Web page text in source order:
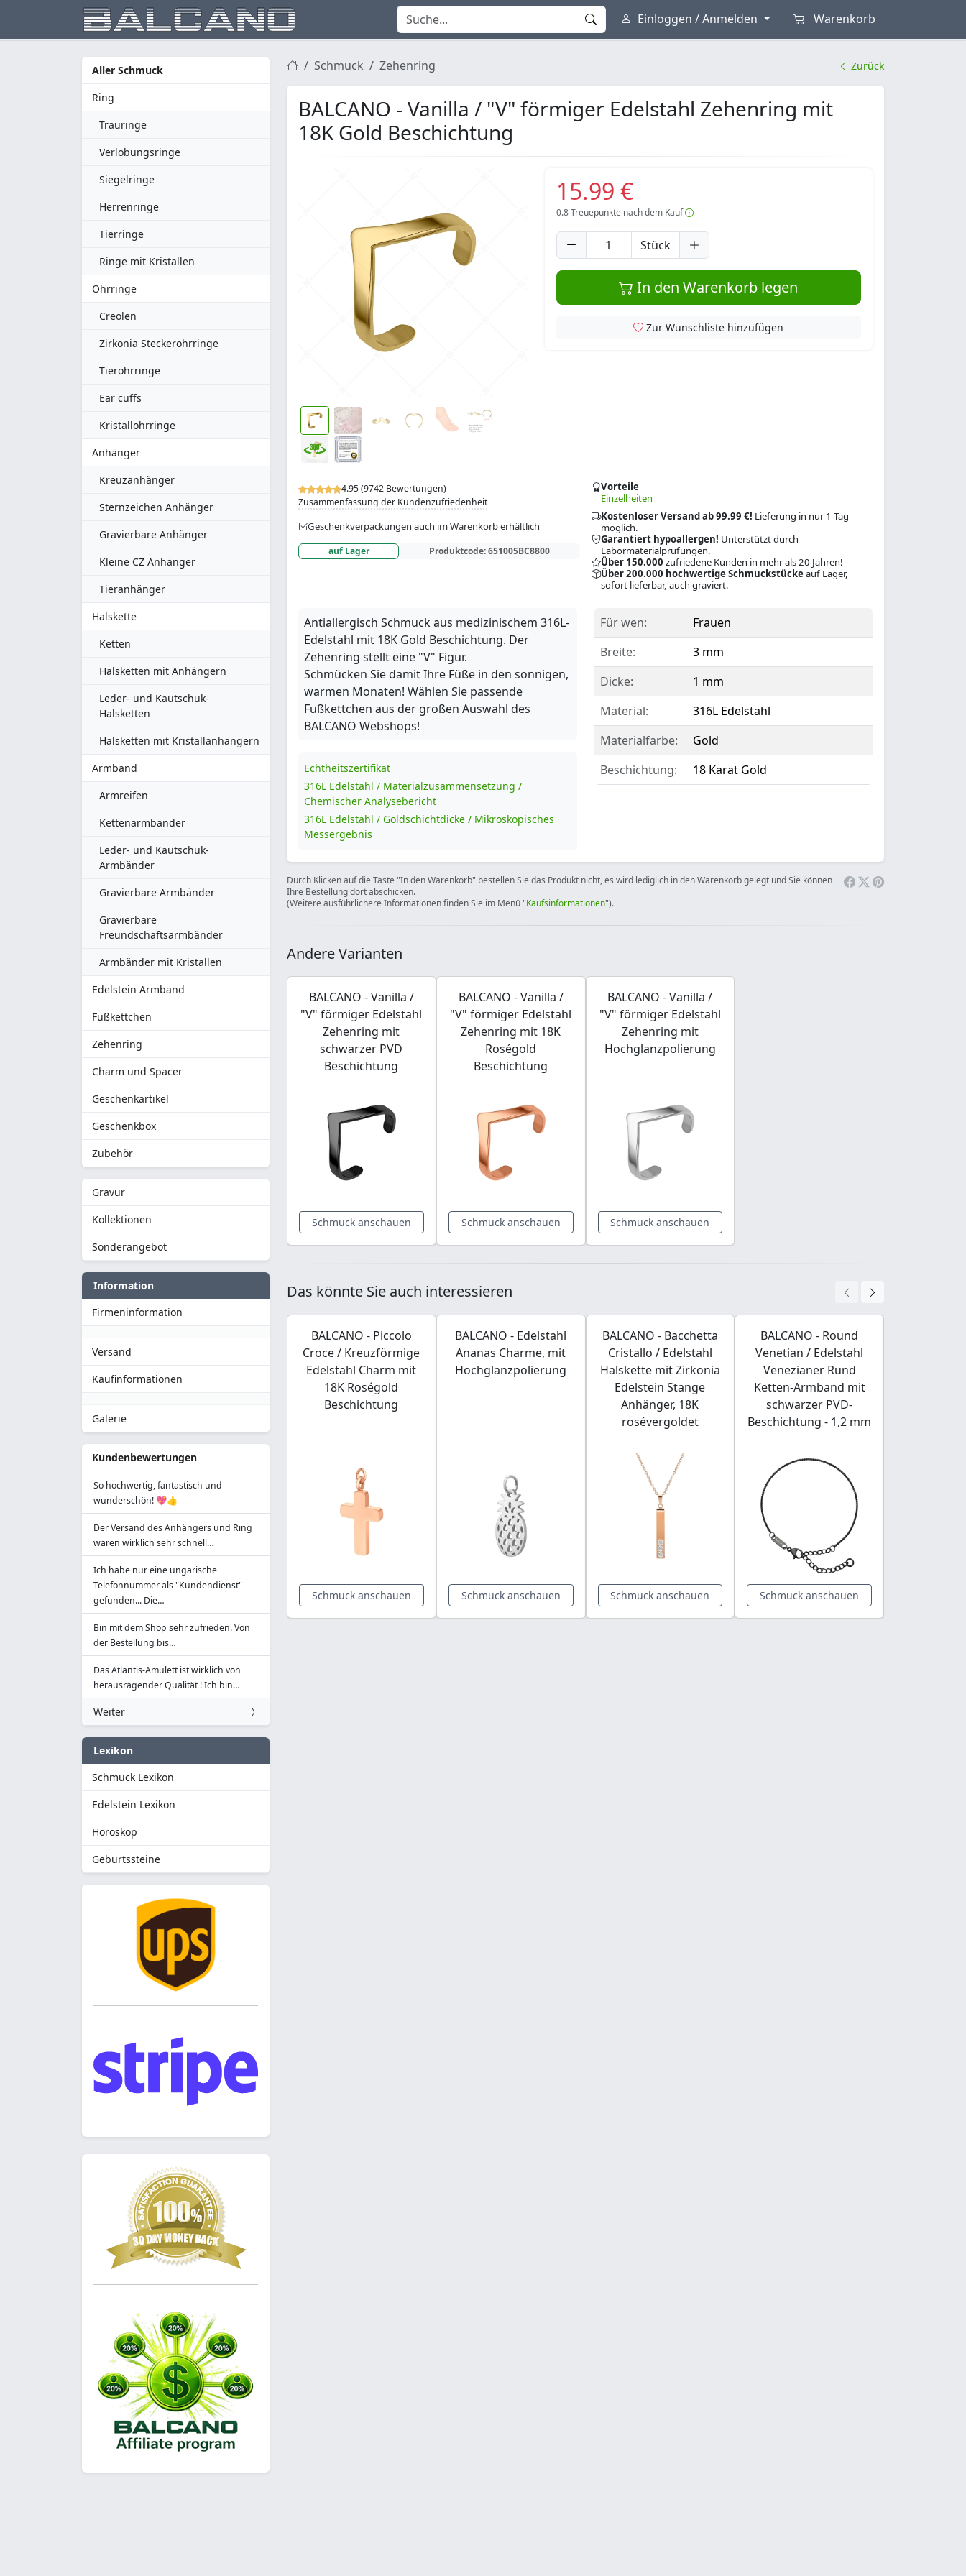
Einloggen / Anmelden Warenkorb
Aller Schmuck
Ring
Trauringe
Verlobungsringe
Siegelringe
Herrenringe
Tierringe
Ringe mit Kristallen
Ohrringe
Creolen
Zirkonia Steckerohrringe
Tierohrringe
Ear cuffs
Kristallohrringe
Anhänger
Kreuzanhänger
Sternzeichen Anhänger
Gravierbare Anhänger
Kleine CZ Anhänger
Tieranhänger
Halskette
Ketten
Halsketten mit Anhängern
Leder- und Kautschuk-
Halsketten
Halsketten mit Kristallanhängern
Armband
Armreifen
Kettenarmbänder
Leder- und Kautschuk-
Armbänder
Gravierbare Armbänder
Gravierbare
Freundschaftsarmbänder
Armbänder mit Kristallen
Edelstein Armband
Fußkettchen
Zehenring
Charm und Spacer
Geschenkartikel
Geschenkbox
Zubehör
Gravur
Kollektionen
Sonderangebot
Information
Firmeninformation
Versand
Kaufinformationen
Galerie
Kundenbewertungen
So hochwertig, fantastisch und
wunderschön! 💖👍
Der Versand des Anhängers und Ring
waren wirklich sehr schnell…
Ich habe nur eine ungarische
Telefonnummer als "Kundendienst"
gefunden... Die…
Bin mit dem Shop sehr zufrieden. Von
der Bestellung bis…
Das Atlantis-Amulett ist wirklich von
herausragender Qualität ! Ich bin…
Weiter
Lexikon
Schmuck Lexikon
Edelstein Lexikon
Horoskop
Geburtssteine
Schmuck Zehenring Zurück
BALCANO - Vanilla / "V" förmiger Edelstahl Zehenring mit
18K Gold Beschichtung
4.95 (9742 Bewertungen)
Zusammenfassung der Kundenzufriedenheit
Geschenkverpackungen auch im Warenkorb erhältlich
auf Lager Produktcode:651005BC8800
Vorteile
Einzelheiten
Kostenloser Versand ab 99.99 €! Lieferung in nur 1 Tag
möglich.
Garantiert hypoallergen! Unterstützt durch
Labormaterialprüfungen.
Über 150.000 zufriedene Kunden in mehr als 20 Jahren!
Über 200.000 hochwertige Schmuckstückeauf Lager,
sofort lieferbar, auch graviert.
15.99 €
0.8Treuepunkte nach dem Kauf
Stück
In den Warenkorb legen
Zur Wunschliste hinzufügen
Antiallergisch Schmuck aus medizinischem 316L-
Edelstahl mit 18K Gold Beschichtung. Der
Zehenring stellt eine "V" Figur.
Schmücken Sie damit Ihre Füße in den sonnigen,
warmen Monaten! Wählen Sie passende
Fußkettchen aus der großen Auswahl des
BALCANO Webshops!
Echtheitszertifikat
316L Edelstahl / Materialzusammensetzung /
Chemischer Analysebericht
316L Edelstahl / Goldschichtdicke / Mikroskopisches
Messergebnis
Für wen:
Frauen
Breite:
3 mm
Dicke:
1 mm
Material:
316L Edelstahl
Materialfarbe:
Gold
Beschichtung:
18 Karat Gold
Durch Klicken auf die Taste "In den Warenkorb" bestellen Sie das Produkt nicht, es wird lediglich in den Warenkorb gelegt und Sie können
Ihre Bestellung dort abschicken.
(Weitere ausführlichere Informationen finden Sie im Menü "Kaufsinformationen").
Andere Varianten
BALCANO - Vanilla /
"V" förmiger Edelstahl
Zehenring mit
schwarzer PVD
Beschichtung
Schmuck anschauen
BALCANO - Vanilla /
"V" förmiger Edelstahl
Zehenring mit 18K
Roségold
Beschichtung
Schmuck anschauen
BALCANO - Vanilla /
"V" förmiger Edelstahl
Zehenring mit
Hochglanzpolierung
Schmuck anschauen
Das könnte Sie auch interessieren
BALCANO - Piccolo
Croce / Kreuzförmige
Edelstahl Charm mit
18K Roségold
Beschichtung
Schmuck anschauen
BALCANO - Edelstahl
Ananas Charme, mit
Hochglanzpolierung
Schmuck anschauen
BALCANO - Bacchetta
Cristallo / Edelstahl
Halskette mit Zirkonia
Edelstein Stange
Anhänger, 18K
rosévergoldet
Schmuck anschauen
BALCANO - Round
Venetian / Edelstahl
Venezianer Rund
Ketten-Armband mit
schwarzer PVD-
Beschichtung - 1,2 mm
Schmuck anschauen